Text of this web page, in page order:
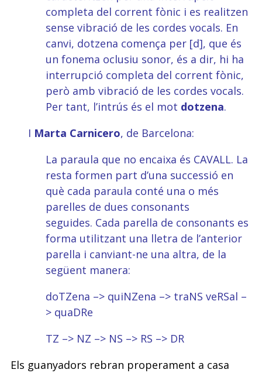
completa del corrent fònic i es realitzen
sense vibració de les cordes vocals. En
canvi, dotzena comença per [d], que és
un fonema oclusiu sonor, és a dir, hi ha
interrupció completa del corrent fònic,
però amb vibració de les cordes vocals.
Per tant, l’intrús és el mot dotzena.
I Marta Carnicero, de Barcelona:
La paraula que no encaixa és CAVALL. La
resta formen part d’una successió en
què cada paraula conté una o més
parelles de dues consonants
seguides. Cada parella de consonants es
forma utilitzant una lletra de l’anterior
parella i canviant-ne una altra, de la
següent manera:
doTZena –> quiNZena –> traNS veRSal –
> quaDRe
TZ –> NZ –> NS –> RS –> DR
Els guanyadors rebran properament a casa